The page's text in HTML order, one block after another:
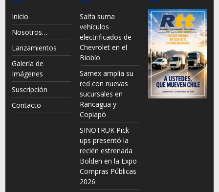
Inicio
Nosotros…
Lanzamientos
Galería de
Imágenes
Suscripción
Contacto
Salfa suma
vehículos
electrificados de
Chevrolet en el
Biobío
Samex amplía su
red con nuevas
sucursales en
Rancagua y
Copiapó
SINOTRUK Pick-
ups presentó la
recién estrenada
Bolden en la Expo
Compras Públicas
2026